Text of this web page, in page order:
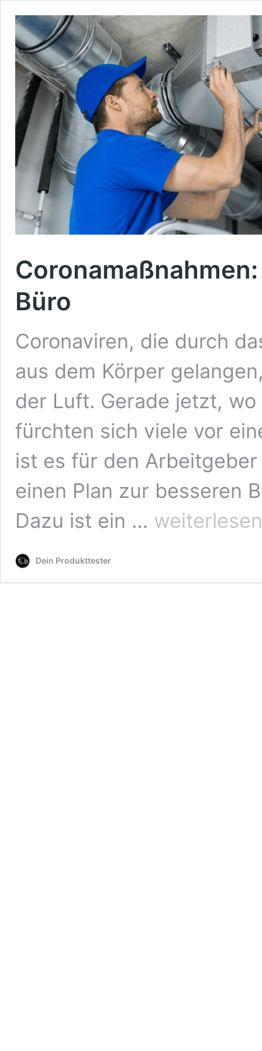
Büro
Coronaviren, die durch
aus dem Körper
der Luft. Gerade jetzt,
fürchten sich viele vor
ist es für den
einen Plan zur besseren
Dazu ist ein …
Coronamaßnahmen:
Belüftungssysteme
weiterlesen
Dein Produkttester